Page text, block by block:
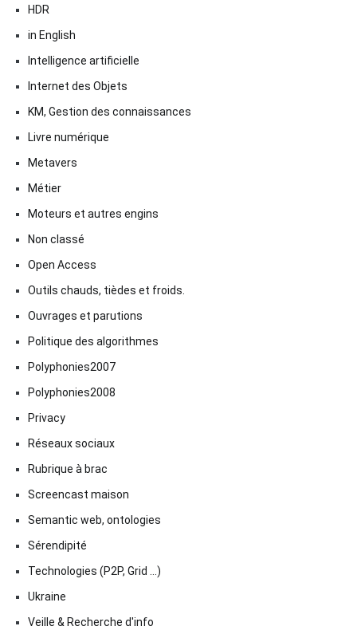
HDR
in English
Intelligence artificielle
Internet des Objets
KM, Gestion des connaissances
Livre numérique
Metavers
Métier
Moteurs et autres engins
Non classé
Open Access
Outils chauds, tièdes et froids.
Ouvrages et parutions
Politique des algorithmes
Polyphonies2007
Polyphonies2008
Privacy
Réseaux sociaux
Rubrique à brac
Screencast maison
Semantic web, ontologies
Sérendipité
Technologies (P2P, Grid …)
Ukraine
Veille & Recherche d'info